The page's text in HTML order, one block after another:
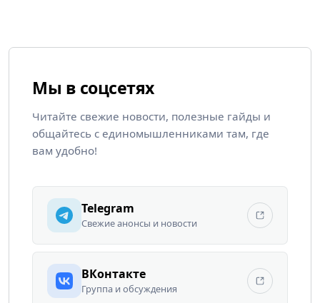
Мы в соцсетях
Читайте свежие новости, полезные гайды и
общайтесь с единомышленниками там, где
вам удобно!
Telegram
Свежие анонсы и новости
ВКонтакте
Группа и обсуждения